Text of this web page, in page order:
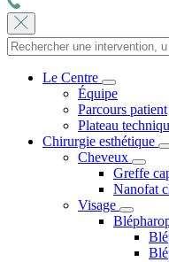
Le Centre
Équipe
Parcours patient
Plateau
Chirurgie esthétique
Cheveux
Greffe
Nanofat
Visage